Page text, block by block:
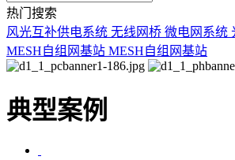
热门搜索
风光互补供电系统 无线网桥 微电网系统
MESH自组网基站 MESH自组网基站
典型案例